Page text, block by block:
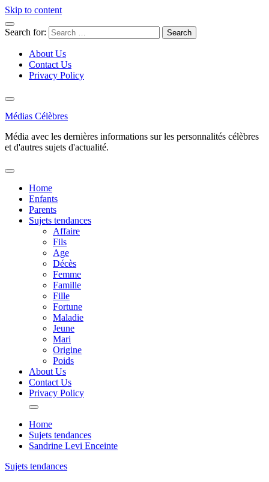
Skip to content
Search for:
About Us
Contact Us
Privacy Policy
Médias Célèbres
Média avec les dernières informations sur les personnalités célèbres
et d'autres sujets d'actualité.
Home
Enfants
Parents
Sujets tendances
Affaire
Fils
Age
Décès
Femme
Famille
Fille
Fortune
Maladie
Jeune
Mari
Origine
Poids
About Us
Contact Us
Privacy Policy
Home
Sujets tendances
Sandrine Levi Enceinte
Sujets tendances